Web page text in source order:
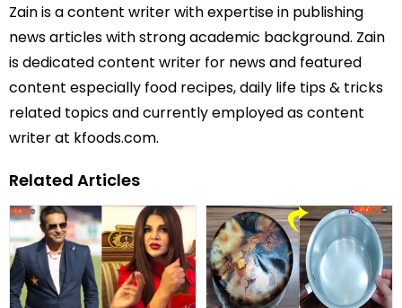
Zain is a content writer with expertise in publishing
news articles with strong academic background. Zain
is dedicated content writer for news and featured
content especially food recipes, daily life tips & tricks
related topics and currently employed as content
writer at kfoods.com.
Related Articles